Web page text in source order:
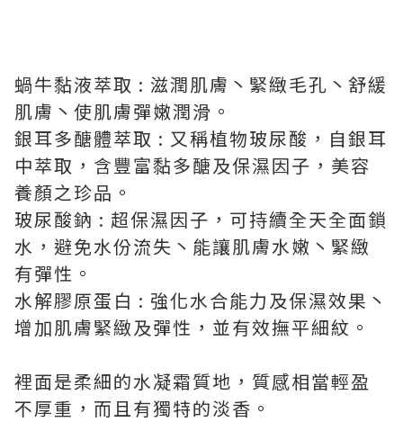
蝸牛黏液萃取 : 滋潤肌膚丶緊緻毛孔丶舒緩
肌膚丶使肌膚彈嫩潤滑。
銀耳多醣體萃取 : 又稱植物玻尿酸，自銀耳
中萃取，含豐富黏多醣及保濕因子，美容
養顏之珍品。
玻尿酸鈉 : 超保濕因子，可持續全天全面鎖
水，避免水份流失丶能讓肌膚水嫩丶緊緻
有彈性。
水解膠原蛋白 : 強化水合能力及保濕效果丶
增加肌膚緊緻及彈性，並有效撫平細紋。
裡面是柔細的水凝霜質地，質感相當輕盈
不厚重，而且有獨特的淡香。